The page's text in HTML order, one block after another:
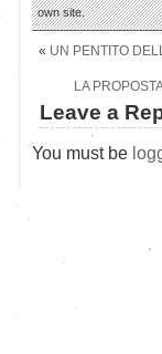
own site.
« UN PENTITO
LA
Leave a
You must be